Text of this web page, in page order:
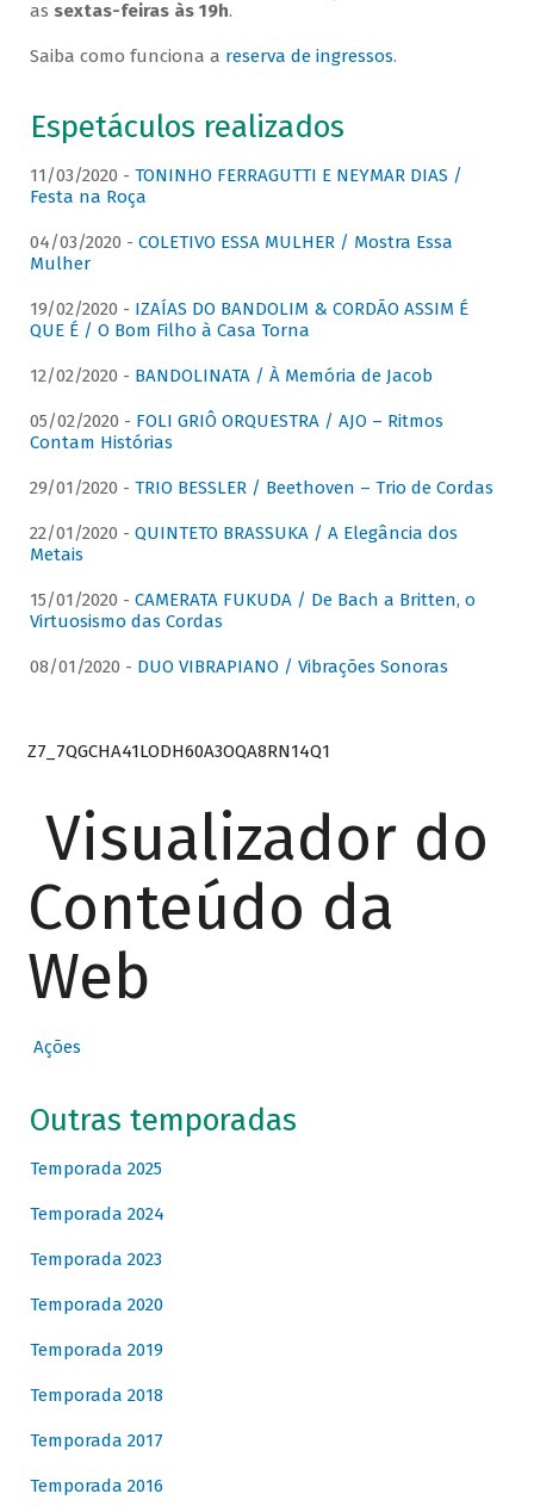
as sextas-feiras às 19h.
Saiba como funciona a reserva de ingressos.
Espetáculos realizados
11/03/2020 - TONINHO FERRAGUTTI E NEYMAR DIAS /
Festa na Roça
04/03/2020 - COLETIVO ESSA MULHER / Mostra Essa
Mulher
19/02/2020 - IZAÍAS DO BANDOLIM & CORDÃO ASSIM É
QUE É / O Bom Filho à Casa Torna
12/02/2020 - BANDOLINATA / À Memória de Jacob
05/02/2020 - FOLI GRIÔ ORQUESTRA / AJO – Ritmos
Contam Histórias
29/01/2020 - TRIO BESSLER / Beethoven – Trio de Cordas
22/01/2020 - QUINTETO BRASSUKA / A Elegância dos
Metais
15/01/2020 - CAMERATA FUKUDA / De Bach a Britten, o
Virtuosismo das Cordas
08/01/2020 - DUO VIBRAPIANO / Vibrações Sonoras
Z7_7QGCHA41LODH60A3OQA8RN14Q1
Visualizador do
Conteúdo da
Web
Ações
Outras temporadas
Temporada 2025
Temporada 2024
Temporada 2023
Temporada 2020
Temporada 2019
Temporada 2018
Temporada 2017
Temporada 2016